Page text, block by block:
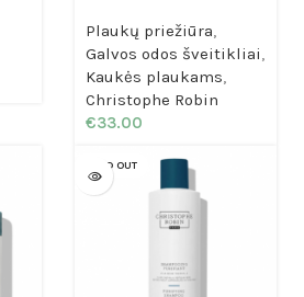
Plaukų priežiūra,
Galvos odos šveitikliai,
Kaukės plaukams,
Christophe Robin
€33.00
SOLD OUT